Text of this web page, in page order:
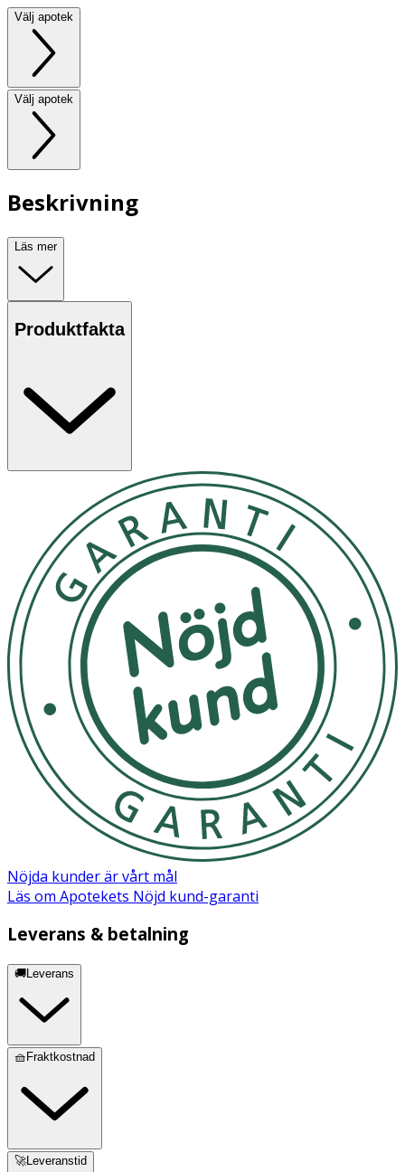
Välj apotek
Välj apotek
Beskrivning
Läs mer
Produktfakta
Nöjda kunder är vårt mål
Läs om Apotekets Nöjd kund-garanti
Leverans & betalning
🚚Leverans
🧺Fraktkostnad
🚀Leveranstid